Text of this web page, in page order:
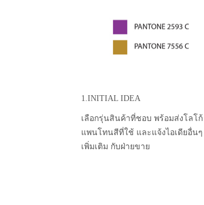
1.INITIAL IDEA
เลือกรุ่นสินค้าที่ชอบ พร้อมส่งโลโก้
แพนโทนสีที่ใช้ และแจ้งไอเดียอื่นๆ
เพิ่มเติม กับฝ่ายขาย